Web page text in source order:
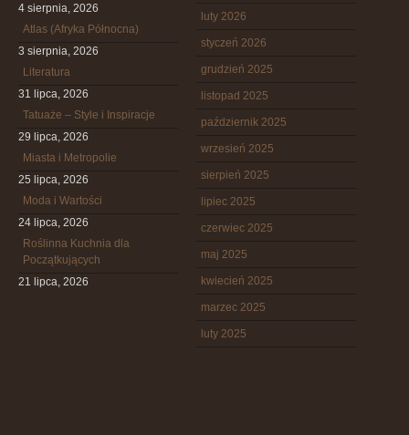
4 sierpnia, 2026
Atlas (Afryka Północna)
3 sierpnia, 2026
Literatura
31 lipca, 2026
Tatuaże – Style i Inspiracje
29 lipca, 2026
Miasta i Metropolie
25 lipca, 2026
Moda i Wartości
24 lipca, 2026
Roślinna Kuchnia dla
Początkujących
21 lipca, 2026
luty 2026
styczeń 2026
grudzień 2025
listopad 2025
październik 2025
wrzesień 2025
sierpień 2025
lipiec 2025
czerwiec 2025
maj 2025
kwiecień 2025
marzec 2025
luty 2025